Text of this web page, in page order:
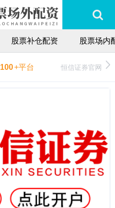
股票补仓配资 股票场内
100+平台 恒信证券官网